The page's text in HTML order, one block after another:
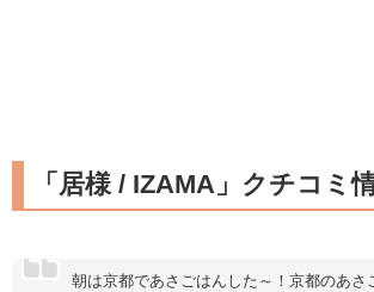
「居様 / IZAMA」クチコミ
朝は京都であさごはんした～！京都のあさ